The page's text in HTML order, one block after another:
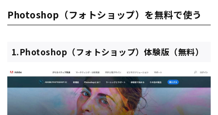
Photoshop（フォトショップ）を無料で使う
1.Photoshop（フォトショップ）体験版（無料）